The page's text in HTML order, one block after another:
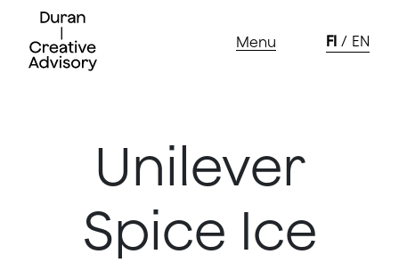
content
Menu FI EN
Unilever
Spice Ice